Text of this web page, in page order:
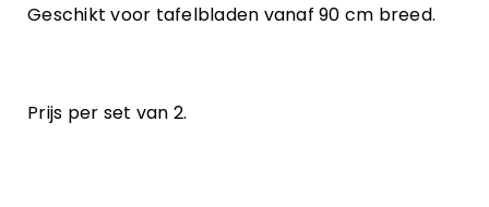
Geschikt voor tafelbladen vanaf 90 cm breed.
Prijs per set van 2.